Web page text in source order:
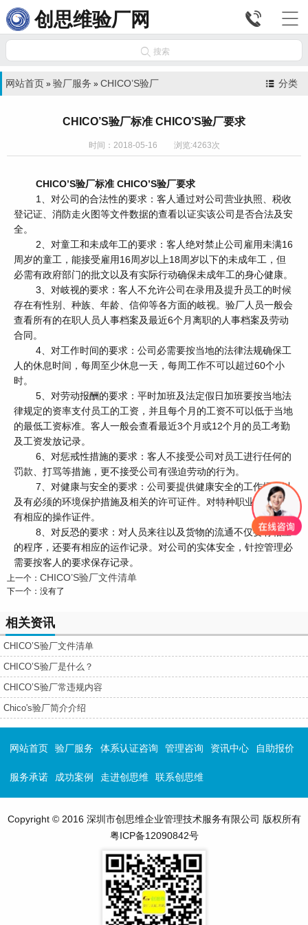
创思维验厂网 

 搜索
分类
网站首页 » 验厂服务 » CHICO’S验厂
CHICO’S验厂标准 CHICO’S验厂要求
时间：2018-05-16 浏览:4263次
CHICO’S验厂标准 CHICO’S验厂要求
1、对公司的合法性的要求：客人通过对公司营业执照、税收
登记证、消防走火图等文件数据的查看以证实该公司是否合法及安
全。
2、对童工和未成年工的要求：客人绝对禁止公司雇用未满16
周岁的童工，能接受雇用16周岁以上18周岁以下的未成年工，但
必需有政府部门的批文以及有实际行动确保未成年工的身心健康。
3、对岐视的要求：客人不允许公司在录用及提升员工的时候
存在有性别、种族、年龄、信仰等各方面的岐视。验厂人员一般会
查看所有的在职人员人事档案及最近6个月离职的人事档案及劳动
合同。
4、对工作时间的要求：公司必需要按当地的法律法规确保工
人的休息时间，每周至少休息一天，每周工作不可以超过60个小
时。
5、对劳动报酬的要求：平时加班及法定假日加班要按当地法
律规定的资率支付员工的工资，并且每个月的工资不可以低于当地
的最低工资标准。客人一般会查看最近3个月或12个月的员工考勤
及工资发放记录。
6、对惩戒性措施的要求：客人不接受公司对员工进行任何的
罚款、打骂等措施，更不接受公司有强迫劳动的行为。
7、对健康与安全的要求：公司要提供健康安全的工作场所以
及有必须的环境保护措施及相关的许可证件。对特种职业的员工要
有相应的操作证件。
8、对反恐的要求：对人员来往以及货物的流通不仅要有相应
的程序，还要有相应的运作记录。对公司的实体安全，针控管理必
需要按客人的要求保存记录。
上一个： CHICO’S验厂文件清单
下一个：没有了
相关资讯
CHICO’S验厂文件清单
CHICO’S验厂是什么？
CHICO’S验厂常违规内容
Chico's验厂简介介绍
网站首页 验厂服务 体系认证咨询 管理咨询 资讯中心 自助报价
服务承诺 成功案例 走进创思维 联系创思维
Copyright © 2016 深圳市创思维企业管理技术服务有限公司 版权所有
粤ICP备12090842号